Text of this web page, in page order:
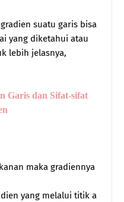
suatu garis bisa
yang diketahui atau
lebih jelasnya,
Garis dan Sifat-sifat
maka gradiennya
yang melalui titik a